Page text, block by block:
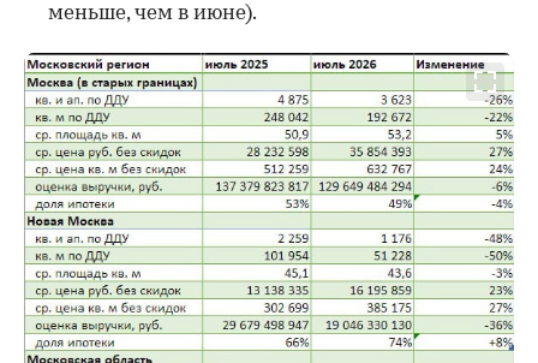
меньше, чем в июне).